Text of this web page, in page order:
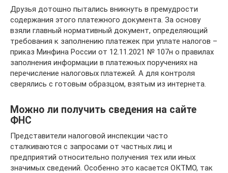
Друзья дотошно пытались вникнуть в премудрости
содержания этого платежного документа. За основу
взяли главный нормативный документ, определяющий
требования к заполнению платежек при уплате налогов –
приказ Минфина России от 12.11.2021 № 107н о правилах
заполнения информации в платежных поручениях на
перечисление налоговых платежей. А для контроля
сверялись с готовым образцом, взятым из интернета.
Можно ли получить сведения на сайте
ФНС
Представители налоговой инспекции часто
сталкиваются с запросами от частных лиц и
предприятий относительно получения тех или иных
значимых сведений. Особенно это касается ОКТМО, так